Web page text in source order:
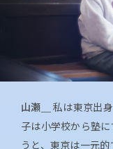
山瀬＿
私は東京出
子は小学校から塾
うと、東京は一元